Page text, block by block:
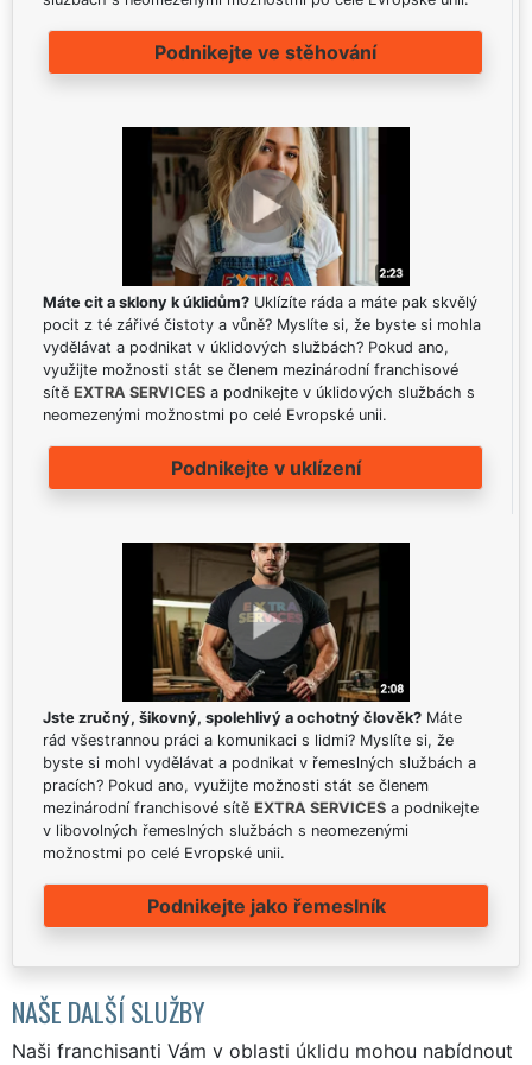
Podnikejte ve stěhování
Máte cit a sklony k úklidům? Uklízíte ráda a máte pak skvělý
pocit z té zářivé čistoty a vůně? Myslíte si, že byste si mohla
vydělávat a podnikat v úklidových službách? Pokud ano,
využijte možnosti stát se členem mezinárodní franchisové
sítě EXTRA SERVICES a podnikejte v úklidových službách s
neomezenými možnostmi po celé Evropské unii.
Podnikejte v uklízení
Jste zručný, šikovný, spolehlivý a ochotný člověk? Máte
rád všestrannou práci a komunikaci s lidmi? Myslíte si, že
byste si mohl vydělávat a podnikat v řemeslných službách a
pracích? Pokud ano, využijte možnosti stát se členem
mezinárodní franchisové sítě EXTRA SERVICES a podnikejte
v libovolných řemeslných službách s neomezenými
možnostmi po celé Evropské unii.
Podnikejte jako řemeslník
NAŠE DALŠÍ SLUŽBY
Naši franchisanti Vám v oblasti úklidu mohou nabídnout